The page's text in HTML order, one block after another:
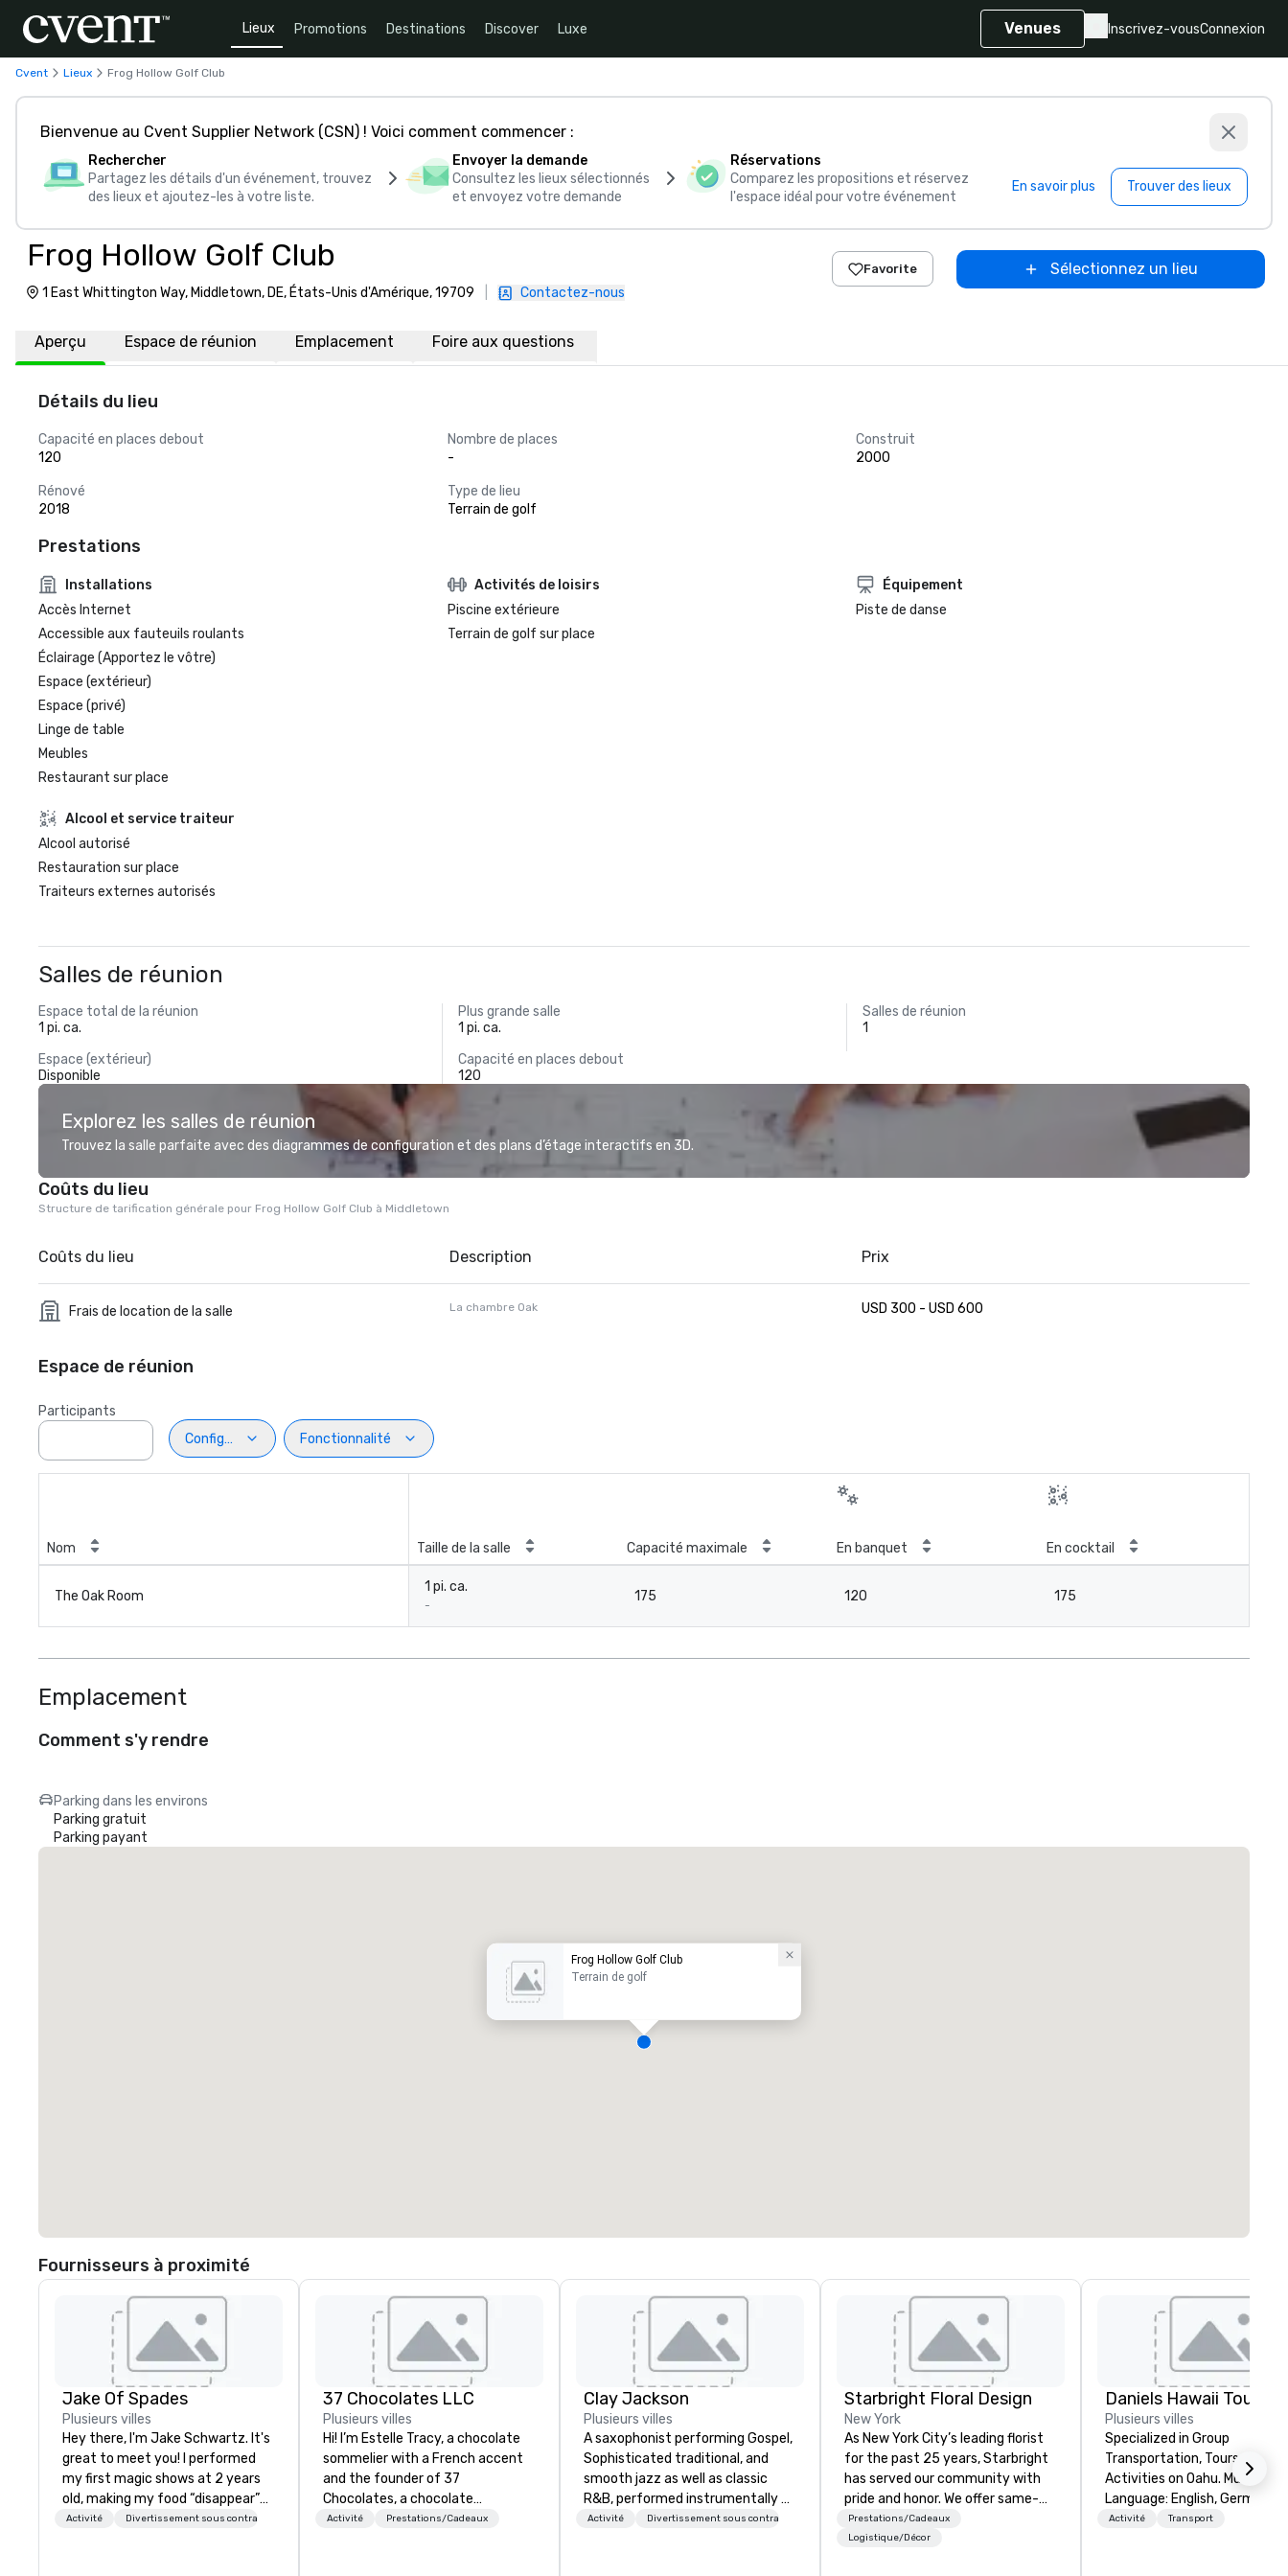
Lieux Promotions Destinations Discover Luxe Venues Inscrivez-vousConnexion
Cvent Lieux Frog Hollow Golf Club
Bienvenue au Cvent Supplier Network (CSN) ! Voici comment commencer :
Rechercher
Partagez les détails d'un événement, trouvez
des lieux et ajoutez-les à votre liste.
Envoyer la demande
Consultez les lieux sélectionnés
et envoyez votre demande
Réservations
Comparez les propositions et réservez
l'espace idéal pour votre événement
En savoir plus Trouver des lieux
Frog Hollow Golf Club
1 East Whittington Way, Middletown, DE, États-Unis d'Amérique, 19709 Contactez-nous
Favorite Sélectionnez un lieu
Aperçu Espace de réunion Emplacement Foire aux questions
Détails du lieu
Capacité en places debout
120
Nombre de places
-
Construit
2000
Rénové
2018
Type de lieu
Terrain de golf
Prestations
Installations
Accès Internet
Accessible aux fauteuils roulants
Éclairage (Apportez le vôtre)
Espace (extérieur)
Espace (privé)
Linge de table
Meubles
Restaurant sur place
Activités de loisirs
Piscine extérieure
Terrain de golf sur place
Équipement
Piste de danse
Alcool et service traiteur
Alcool autorisé
Restauration sur place
Traiteurs externes autorisés
Salles de réunion
Espace total de la réunion
1 pi. ca.
Plus grande salle
1 pi. ca.
Salles de réunion
1
Espace (extérieur)
Disponible
Capacité en places debout
120
Explorez les salles de réunion
Trouvez la salle parfaite avec des diagrammes de configuration et des plans d’étage interactifs en 3D.
Coûts du lieu
Structure de tarification générale pour Frog Hollow Golf Club à Middletown
Coûts du lieu Description Prix
Frais de location de la salle La chambre Oak USD 300 - USD 600
Espace de réunion
Participants
Configuration
Fonctionnalité
Nom Taille de la salle Capacité maximale En banquet En cocktail
The Oak Room
1 pi. ca.
-
175 120 175
Emplacement
Comment s'y rendre
Parking dans les environs
Parking gratuit
Parking payant
Frog Hollow Golf Club
Terrain de golf
Fournisseurs à proximité
Jake Of Spades
Plusieurs villes
Hey there, I'm Jake Schwartz. It's
great to meet you! I performed
my first magic shows at 2 years
old, making my food “disappear”
for my parents at every meal. I
Activité Divertissement sous contrat
37 Chocolates LLC
Plusieurs villes
Hi! I’m Estelle Tracy, a chocolate
sommelier with a French accent
and the founder of 37
Chocolates, a chocolate
education company. I’ve hosted
Activité Prestations/Cadeaux
Clay Jackson
Plusieurs villes
A saxophonist performing Gospel,
Sophisticated traditional, and
smooth jazz as well as classic
R&B, performed instrumentally on
the tenor, alto, and soprano
Activité Divertissement sous contrat
Starbright Floral Design
New York
As New York City’s leading florist
for the past 25 years, Starbright
has served our community with
pride and honor. We offer same-
day delivery of the freshest
flowers imaginable. We deliver in
Prestations/Cadeaux
Logistique/Décor
Daniels Hawaii Tours
Plusieurs villes
Specialized in Group
Transportation, Tours and
Activities on Oahu. Multi-
Language: English, German,
Spanish, French, Portuguese. We
Activité Transport